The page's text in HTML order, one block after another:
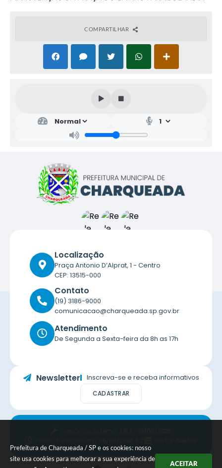
Prefeitura de Charqueada / SP e os cookies: nosso
site usa cookies para melhorar a sua experiência de
ACEITAR
COMPARTILHAR
Localização
Praça Antonio D’Alprat, 1 - Centro
CEP: 13515-000
Contato
(19) 3186-9000
comunicacao@charqueada.sp.gov.br
Atendimento
De Segunda a Sexta-feira da 8h as 17h
Newsletter Inscreva-se e receba informativos
CADASTRAR